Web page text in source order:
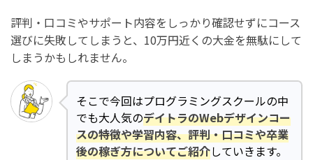
評判・口コミやサポート内容をしっかり確認せずにコース
選びに失敗してしまうと、10万円近くの大金を無駄にして
しまうかもしれません。
そこで今回はプログラミングスクールの中
でも大人気のデイトラのWebデザインコー
スの特徴や学習内容、評判・口コミや卒業
後の稼ぎ方についてご紹介していきます。